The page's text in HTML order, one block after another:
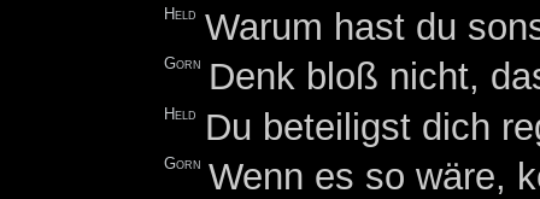
Held Warum hast du
Gorn Denk bloß nicht,
Held Du beteiligst dich
Gorn Wenn es so wäre,